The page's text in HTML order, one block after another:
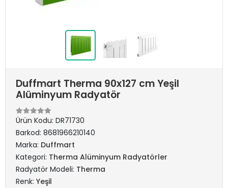
Duffmart Therma 90x127 cm Yeşil
Alüminyum Radyatör
Ürün Kodu: DR71730
Barkod: 8681966210140
Marka: Duffmart
Kategori: Therma Alüminyum Radyatörler
Radyatör Modeli: Therma
Renk: Yeşil